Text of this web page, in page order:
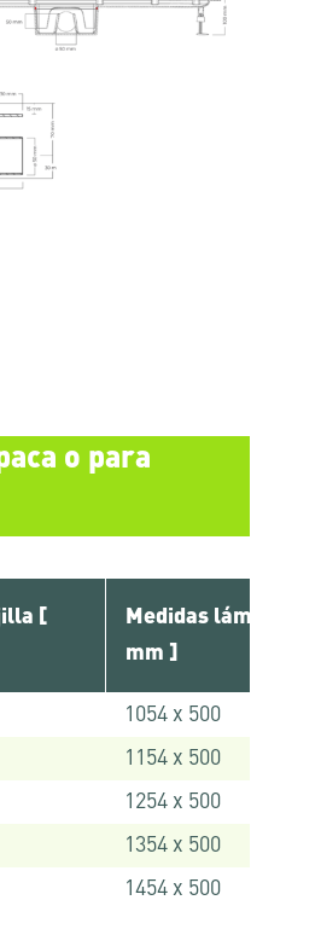
o para
[
Medidas lámina [
mm ]
1054 x 500
1154 x 500
1254 x 500
1354 x 500
1454 x 500